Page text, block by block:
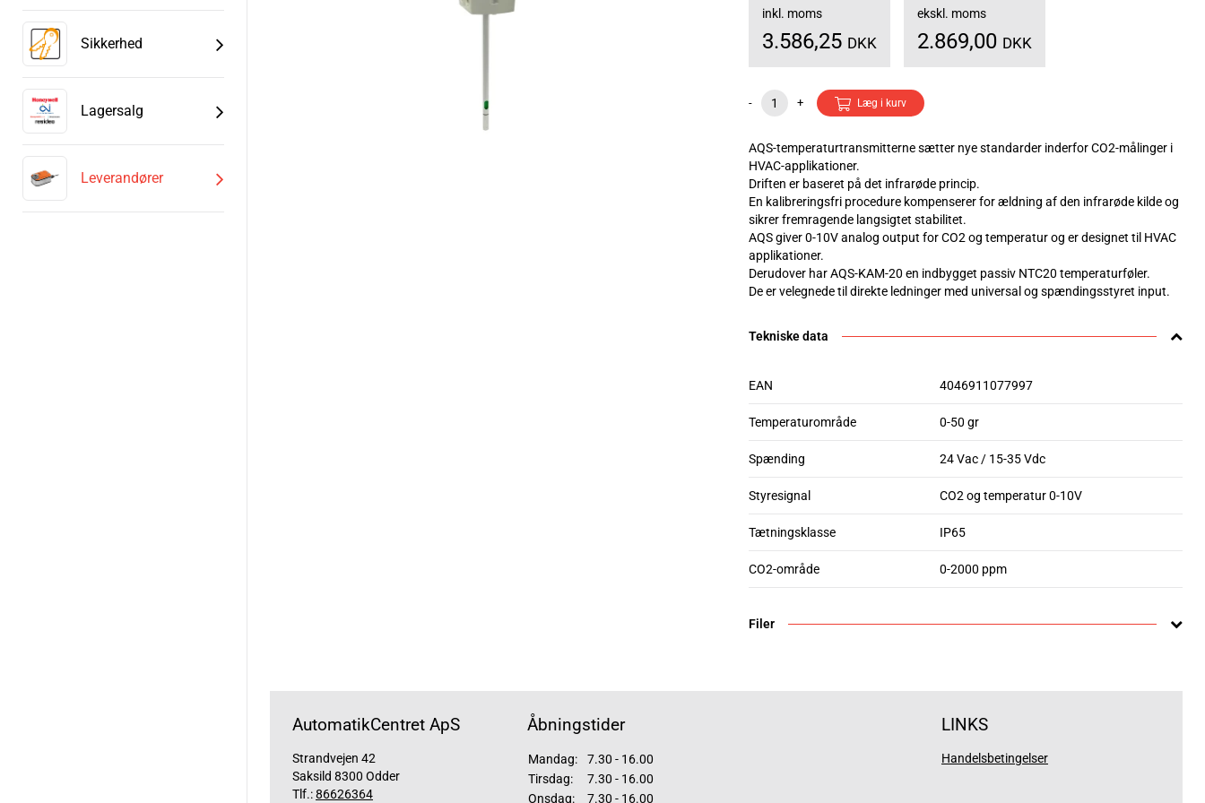
Sikkerhed
Lagersalg
Leverandører
inkl. moms
3.586,25 DKK
ekskl. moms
2.869,00 DKK
- + Læg i kurv
AQS-temperaturtransmitterne sætter nye standarder inderfor CO2-målinger i
HVAC-applikationer.
Driften er baseret på det infrarøde princip.
En kalibreringsfri procedure kompenserer for ældning af den infrarøde kilde og
sikrer fremragende langsigtet stabilitet.
AQS giver 0-10V analog output for CO2 og temperatur og er designet til HVAC
applikationer.
Derudover har AQS-KAM-20 en indbygget passiv NTC20 temperaturføler.
De er velegnede til direkte ledninger med universal og spændingsstyret input.
Tekniske data
EAN 4046911077997
Temperaturområde 0-50 gr
Spænding 24 Vac / 15-35 Vdc
Styresignal CO2 og temperatur 0-10V
Tætningsklasse IP65
CO2-område 0-2000 ppm
Filer
AutomatikCentret ApS
Strandvejen 42
Saksild 8300 Odder
Tlf.:86626364
Åbningstider
Mandag:
7.30 - 16.00
Tirsdag:
7.30 - 16.00
Onsdag:
7.30 - 16.00
LINKS
Handelsbetingelser